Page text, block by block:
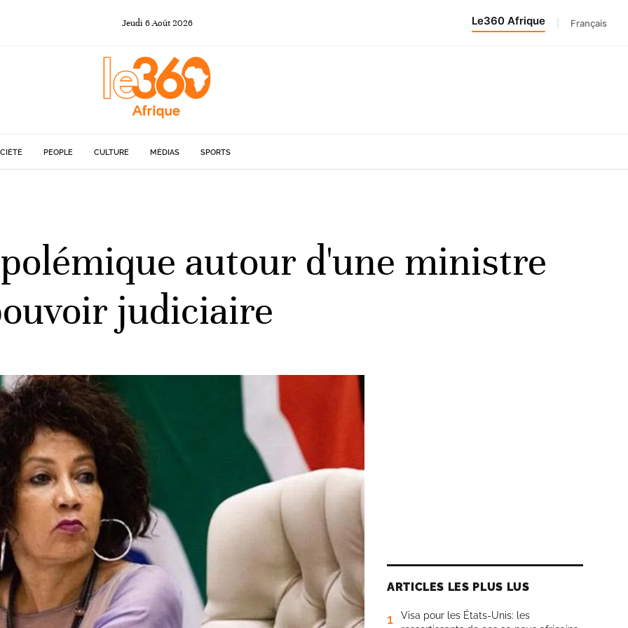
Jeudi 6Août 2026 Le360 Afrique Français
PEOPLE CULTURE MÉDIAS SPORTS
autour d'une ministre
judiciaire
ARTICLES LES PLUS LUS
1
Visa pour les États-Unis: les